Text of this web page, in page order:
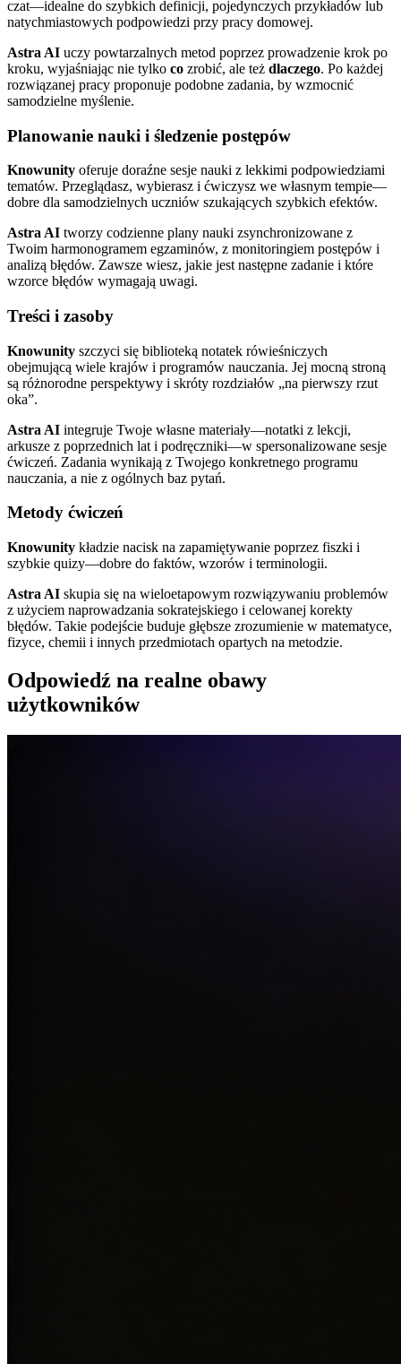
czat—idealne do szybkich definicji, pojedynczych przykładów lub
natychmiastowych podpowiedzi przy pracy domowej.
Astra AI uczy powtarzalnych metod poprzez prowadzenie krok po
kroku, wyjaśniając nie tylko co zrobić, ale też dlaczego. Po każdej
rozwiązanej pracy proponuje podobne zadania, by wzmocnić
samodzielne myślenie.
Planowanie nauki i śledzenie postępów
Knowunity oferuje doraźne sesje nauki z lekkimi podpowiedziami
tematów. Przeglądasz, wybierasz i ćwiczysz we własnym tempie—
dobre dla samodzielnych uczniów szukających szybkich efektów.
Astra AI tworzy codzienne plany nauki zsynchronizowane z
Twoim harmonogramem egzaminów, z monitoringiem postępów i
analizą błędów. Zawsze wiesz, jakie jest następne zadanie i które
wzorce błędów wymagają uwagi.
Treści i zasoby
Knowunity szczyci się biblioteką notatek rówieśniczych
obejmującą wiele krajów i programów nauczania. Jej mocną stroną
są różnorodne perspektywy i skróty rozdziałów „na pierwszy rzut
oka”.
Astra AI integruje Twoje własne materiały—notatki z lekcji,
arkusze z poprzednich lat i podręczniki—w spersonalizowane sesje
ćwiczeń. Zadania wynikają z Twojego konkretnego programu
nauczania, a nie z ogólnych baz pytań.
Metody ćwiczeń
Knowunity kładzie nacisk na zapamiętywanie poprzez fiszki i
szybkie quizy—dobre do faktów, wzorów i terminologii.
Astra AI skupia się na wieloetapowym rozwiązywaniu problemów
z użyciem naprowadzania sokratejskiego i celowanej korekty
błędów. Takie podejście buduje głębsze zrozumienie w matematyce,
fizyce, chemii i innych przedmiotach opartych na metodzie.
Odpowiedź na realne obawy
użytkowników